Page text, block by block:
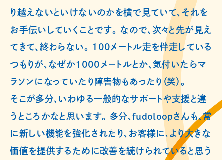
り越えないといけないのかを横で見ていて、それを
お手伝いしていくことです。 なので、次々と先が見え
てきて、終わらない。 100メートル走を伴走している
つもりが、なぜか1000メートルとか、気付いたらマ
ラソンになっていたり障害物もあったり（笑）。
そこが多分、いわゆる一般的なサポートや支援と違
うところかなと思います。 多分、fudoloopさんも、常
に新しい機能を強化されたり、お客様に、より大きな
価値を提供するために改善を続けられていると思う